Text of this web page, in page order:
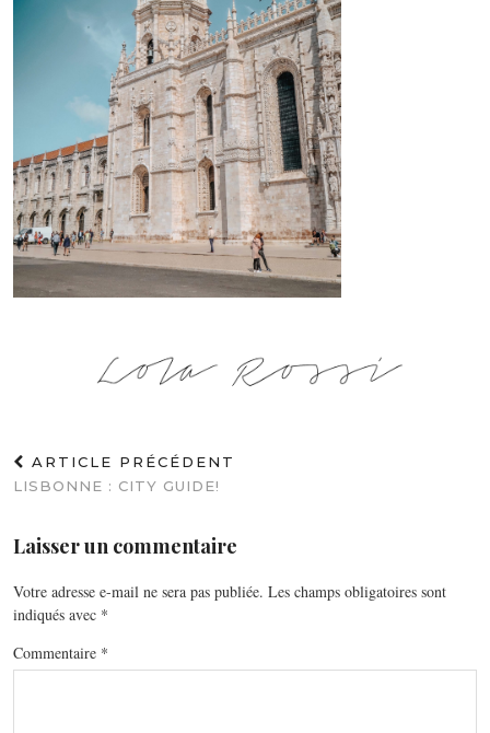
ARTICLE PRÉCÉDENT
LISBONNE : CITY GUIDE!
Laisser un commentaire
Votre adresse e-mail ne sera pas publiée. Les champs obligatoires sont
indiqués avec *
Commentaire *